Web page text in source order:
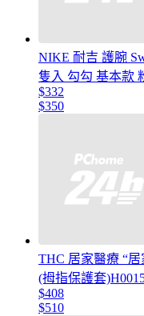
NIKE 耐吉 護腕
隻入 勾勾 基本款
$332
$350
THC 居家醫療 “
(拇指保護套
$408
$510